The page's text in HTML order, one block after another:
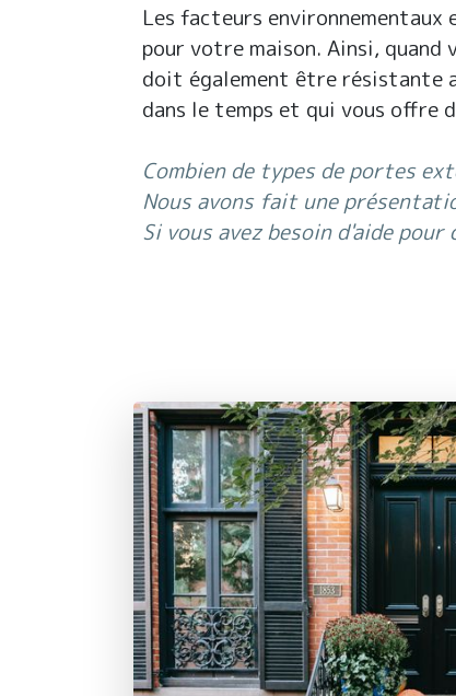
Les facteurs
pour votre maison. Ainsi,
doit également être résistante
dans le temps et qui vous offre
Combien de types de portes
Nous avons fait une
Si vous avez besoin d'aide